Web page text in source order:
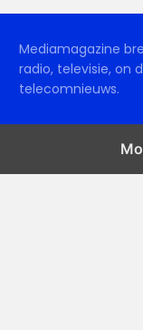
Mediamagazine
radio, televisie, on
telecomnieuws.